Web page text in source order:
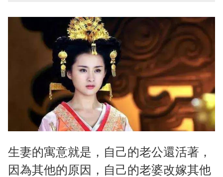
生妻的寓意就是，自己的老公還活著，
因為其他的原因，自己的老婆改嫁其他